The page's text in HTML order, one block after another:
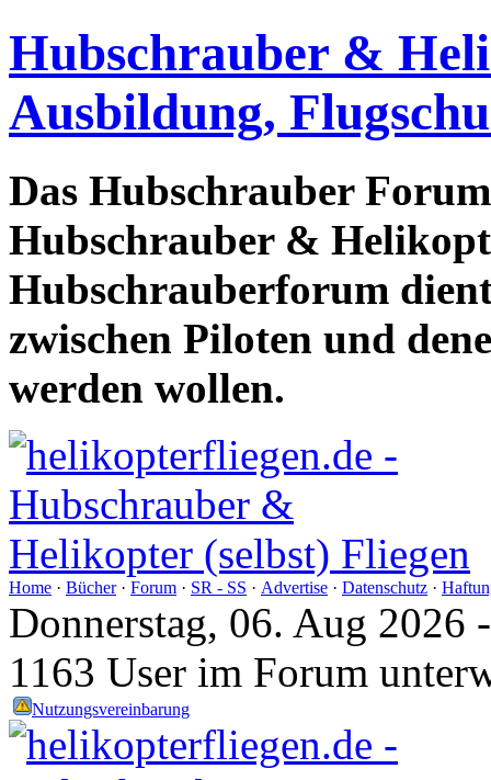
Hubschrauber &
Ausbildung,
Das Hubschrauber
Hubschrauber &
Hubschrauberforum
zwischen Piloten und
werden wollen.
Home · Bücher· Forum · SR - SS · Advertise · Datenschutz ·
Donnerstag, 06. Aug 2026
1163 User im Forum
Nutzungsvereinbarung